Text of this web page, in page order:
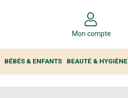
Mon compte
BÉBÉS & ENFANTS BEAUTÉ & HYGIÈNE